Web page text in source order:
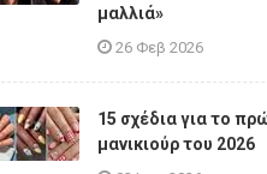
μαλλιά»
26 Φεβ 2026
15 σχέδια για το
μανικιούρ του 2026